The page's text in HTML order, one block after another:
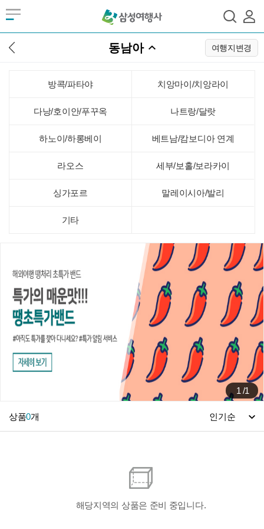
동남아 여행지변경
방콕/파타야 치앙마이/치앙라이
다낭/호이안/푸꾸옥 나트랑/달랏
하노이/하롱베이 베트남/캄보디아 연계
라오스 세부/보홀/보라카이
싱가포르 말레이시아/발리
기타
1 /1
상품0개
해당지역의 상품은 준비 중입니다.